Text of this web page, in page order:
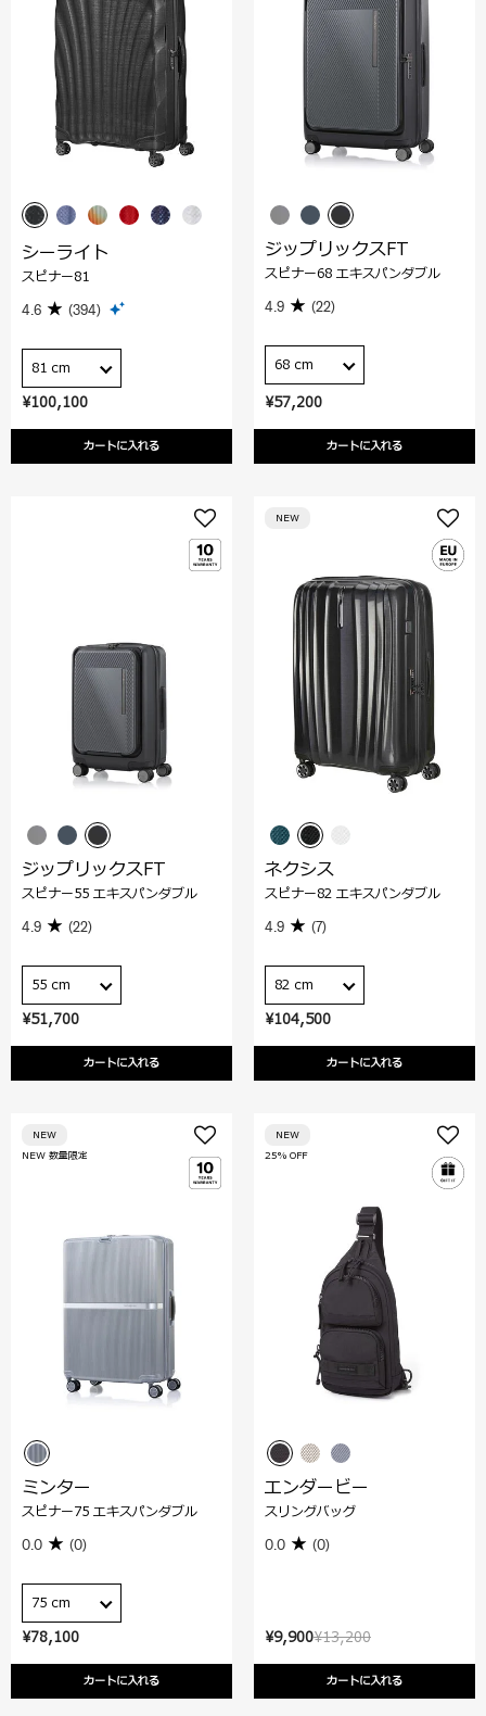
¥100,100
カートに入れる
シーライト
スピナー81
4.6 (394)
81 cm
¥57,200
カートに入れる
ジップリックスFT
スピナー68 エキスパンダブル
4.9 (22)
68 cm
¥51,700
カートに入れる
ジップリックスFT
スピナー55 エキスパンダブル
4.9 (22)
55 cm
¥104,500
カートに入れる
NEW
ネクシス
スピナー82 エキスパンダブル
4.9 (7)
82 cm
¥78,100
カートに入れる
NEW 数量限定
NEW
ミンター
スピナー75 エキスパンダブル
0.0 (0)
75 cm
¥13,200
¥9,900
カートに入れる
25% OFF
NEW
エンダービー
スリングバッグ
0.0 (0)